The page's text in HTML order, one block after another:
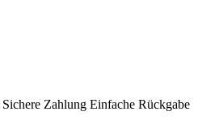
Sichere Zahlung Einfache Rückgabe